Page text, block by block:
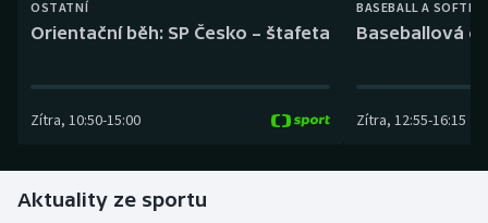
Dostihy
Futsal
OSTATNÍ
Orientační běh: SP Česko – štafeta
Zítra, 10:50-15:00
BASEBALL A
Baseballová
Zítra, 12:55-16:15
Aktuality ze sportu